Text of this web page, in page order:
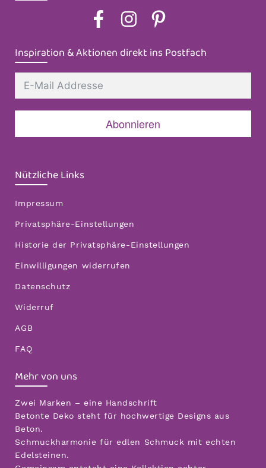
Inspiration & Aktionen direkt ins Postfach
Abonnieren
Nützliche Links
Impressum
Privatsphäre-Einstellungen
Historie der Privatsphäre-Einstellungen
Einwilligungen widerrufen
Datenschutz
Widerruf
AGB
FAQ
Mehr von uns
Zwei Marken – eine Handschrift
Betonte Deko steht für hochwertige Designs aus
Beton.
Schmuckharmonie für edlen Schmuck mit echten
Edelsteinen.